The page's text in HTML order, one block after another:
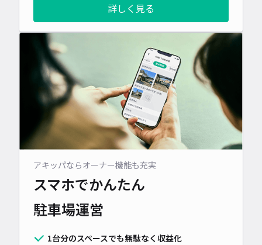
詳しく見る
アキッパならオーナー機能も充実
スマホでかんたん
駐車場運営
1台分のスペースでも無駄なく収益化